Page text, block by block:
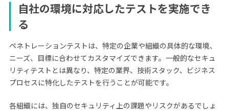
自社の環境に対応したテストを実施でき
る
ペネトレーションテストは、特定の企業や組織の具体的な環境、
ニーズ、目標に合わせてカスタマイズできます。一般的なセキュ
リティテストとは異なり、特定の業界、技術スタック、ビジネス
プロセスに特化したテストを行うことが可能です。
各組織には、独自のセキュリティ上の課題やリスクがあるでしょ